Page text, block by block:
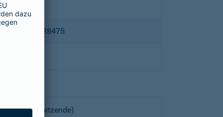
HRB 28475
(Vorsitzende)